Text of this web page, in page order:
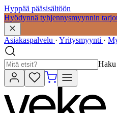
Hyppää pääsisältöön
Hyödynnä tyhjennysmyynnin
Asiakaspalvelu · Yritysmyynti ·
Haku